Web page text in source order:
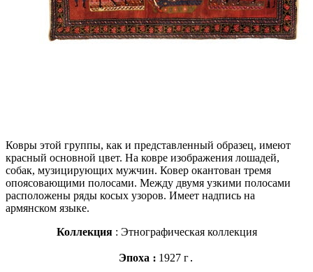
Ковры этой группы, как и представленный образец, имеют
красный основной цвет. На ковре изображения лошадей,
собак, музицирующих мужчин. Ковер окантован тремя
опоясовающими полосами. Между двумя узкими полосами
расположены ряды косых узоров. Имеет надпись на
армянском языке.
Коллекция: Этнографическая коллекция
Эпоха ։ 1927 г․